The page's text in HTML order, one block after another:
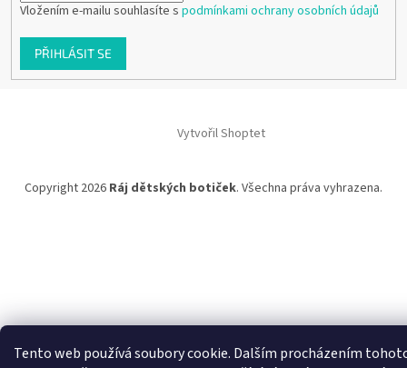
Tento web používá soubory cookie. Dalším procházením
Vložením e-mailu souhlasíte s podmínkami ochrany osobních údajů
PŘIHLÁSIT SE
Vytvořil Shoptet
Copyright 2026 Ráj dětských botiček. Všechna práva vyhrazena.